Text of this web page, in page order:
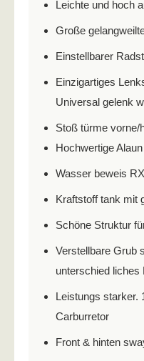
Leichte und hoch
Große
Einstellbarer
Einzigartiges
Universal gelenk
Stoß türme vorne/
Hochwertige
Wasser beweis
Kraftstoff tank mit
Schöne Struktur
Verstellbare Grub
unterschied liches
Leistungs starker.
Carburretor
Front & hinten